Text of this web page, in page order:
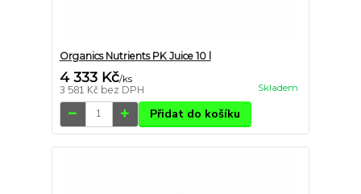
Organics Nutrients PK Juice 10 l
4 333 Kč/ks
3 581 Kč bez DPH Skladem
Přidat do košíku